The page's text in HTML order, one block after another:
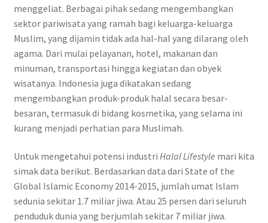
menggeliat. Berbagai pihak sedang mengembangkan
sektor pariwisata yang ramah bagi keluarga-keluarga
Muslim, yang dijamin tidak ada hal-hal yang dilarang oleh
agama. Dari mulai pelayanan, hotel, makanan dan
minuman, transportasi hingga kegiatan dan obyek
wisatanya. Indonesia juga dikatakan sedang
mengembangkan produk-produk halal secara besar-
besaran, termasuk di bidang kosmetika, yang selama ini
kurang menjadi perhatian para Muslimah.
Untuk mengetahui potensi industri Halal Lifestyle mari kita
simak data berikut. Berdasarkan data dari State of the
Global Islamic Economy 2014-2015, jumlah umat Islam
sedunia sekitar 1.7 miliar jiwa. Atau 25 persen dari seluruh
penduduk dunia yang berjumlah sekitar 7 miliar jiwa.